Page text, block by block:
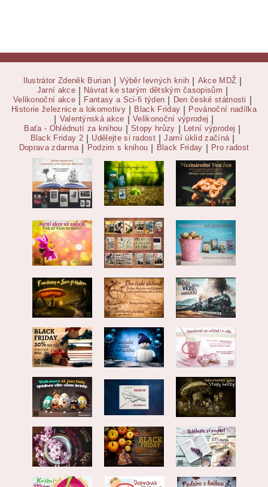
Ilustrátor Zdeněk Burian Výběr levných knih Akce MDŽ
Jarní akce Návrat ke starým dětským časopisům
Velikonoční akce Fantasy a Sci-fi týden Den české státnosti
Historie železnice a lokomotivy Black Friday Povánoční nadílka
Valentýnská akce Velikonoční výprodej
Baťa - Ohlédnutí za knihou Stopy hrůzy Letní výprodej
Black Friday 2 Udělejte si radost Jarní úklid začíná
Doprava zdarma Podzim s knihou Black Friday Pro radost